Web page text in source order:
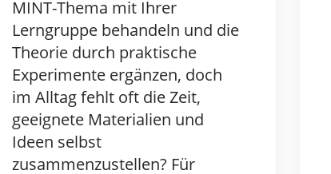
MINT-Thema mit Ihrer
Lerngruppe behandeln und die
Theorie durch praktische
Experimente ergänzen, doch
im Alltag fehlt oft die Zeit,
geeignete Materialien und
Ideen selbst
zusammenzustellen? Für